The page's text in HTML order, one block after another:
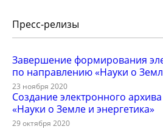
Пресс-релизы
Завершение формирования
по направлению «Науки о
23 ноября 2020
Создание электронного
«Науки о Земле и энергетика»
29 октября 2020